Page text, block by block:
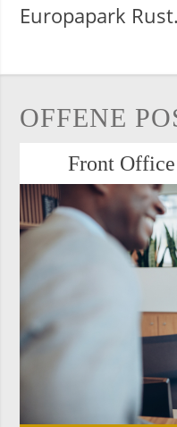
Eu­ro­pa­park Rust.
OF­FE­NE
Front